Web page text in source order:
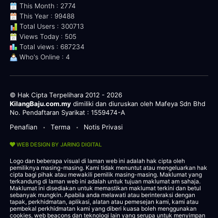
This Month : 2774
This Year : 99488
Total Users : 300713
Views Today : 505
Total views : 687234
Who's Online : 4
© Hak Cipta Terpelihara 2012 - 2026
KilangBaju.com.my dimiliki dan diuruskan oleh Mafeya Sdn Bhd
No. Pendaftaran Syarikat : 1559474-A
Penafian
• Terma • Notis Privasi
WEB DESIGN BY JARING DIGITAL
Logo dan beberapa visual di laman web ini adalah hak cipta oleh
pemiliknya masing-masing. Kami tidak menuntut atau mengeluarkan hak
cipta bagi pihak atau mewakili pemilik masing-masing. Maklumat yang
terkandung di laman web ini adalah untuk tujuan maklumat am sahaja.
Maklumat ini disediakan untuk memastikan maklumat terkini dan betul
sebanyak mungkin. Apabila anda melawati atau berinteraksi dengan
tapak, perkhidmatan, aplikasi, alatan atau pemesejan kami, kami atau
pembekal perkhidmatan kami yang diberi kuasa boleh menggunakan
cookies, web beacons dan teknologi lain yang serupa untuk menyimpan